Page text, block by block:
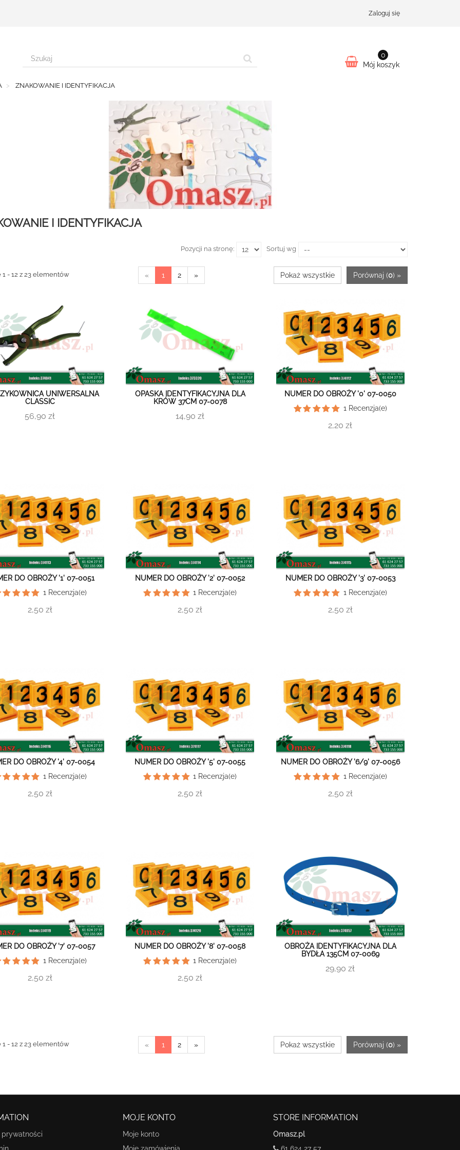
Zaloguj się
Mój koszyk
0
ZNAKOWANIE I IDENTYFIKACJA
I IDENTYFIKACJA
Sortuj wg
Pozycji na stronę:
Porównaj (0) »
« 1 2 » Pokaż wszystkie
1 - 12 z 23 elementów
UNIWERSALNA
CLASSIC
56,90 zł
OPASKA IDENTYFIKACYJNA DLA
KRÓW 37CM 07-0078
14,90 zł
NUMER DO OBROŻY '0' 07-0050
1 Recenzja(e)
2,20 zł
DO OBROŻY '1' 07-0051
1 Recenzja(e)
2,50 zł
NUMER DO OBROŻY '2' 07-0052
1 Recenzja(e)
2,50 zł
NUMER DO OBROŻY '3' 07-0053
1 Recenzja(e)
2,50 zł
DO OBROŻY '4' 07-0054
1Recenzja(e)
2,50 zł
NUMER DO OBROŻY '5' 07-0055
1 Recenzja(e)
2,50 zł
NUMER DO OBROŻY '6/9' 07-0056
1Recenzja(e)
2,50 zł
DO OBROŻY '7' 07-0057
1 Recenzja(e)
2,50 zł
NUMER DO OBROŻY '8' 07-0058
1 Recenzja(e)
2,50 zł
OBROŻA IDENTYFIKACYJNA DLA
BYDŁA 135CM 07-0069
29,90 zł
Porównaj (0) »
« 1 2 » Pokaż wszystkie
1 - 12 z 23 elementów
MOJE KONTO
Moje konto
STORE INFORMATION
Omasz.pl